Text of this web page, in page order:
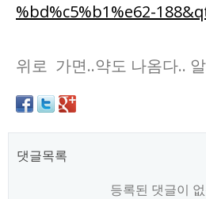
%bd%c5%b1%e62-
위로 가면..약도 나옴다..
댓글목록
등록된 댓글이